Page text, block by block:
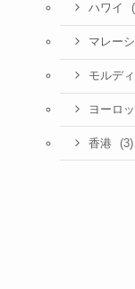
ハワイ
マレー
モルデ
ヨーロ
香港 (3)